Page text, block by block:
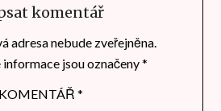
komentář
adresa nebude zveřejněna.
jsou označeny*
KOMENTÁŘ *